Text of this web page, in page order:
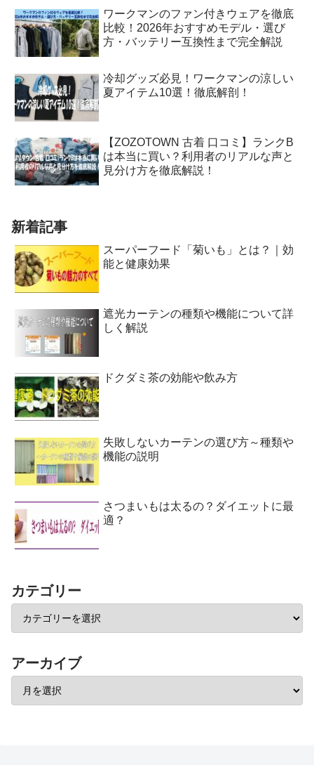
ワークマンのファン付きウェアを徹底
比較！2026年おすすめモデル・選び
方・バッテリー互換性まで完全解説
冷却グッズ必見！ワークマンの涼しい
夏アイテム10選！徹底解剖！
【ZOZOTOWN 古着 口コミ】ランクB
は本当に買い？利用者のリアルな声と
見分け方を徹底解説！
新着記事
スーパーフード「菊いも」とは？｜効
能と健康効果
遮光カーテンの種類や機能について詳
しく解説
ドクダミ茶の効能や飲み方
失敗しないカーテンの選び方～種類や
機能の説明
さつまいもは太るの？ダイエットに最
適？
カテゴリー
アーカイブ